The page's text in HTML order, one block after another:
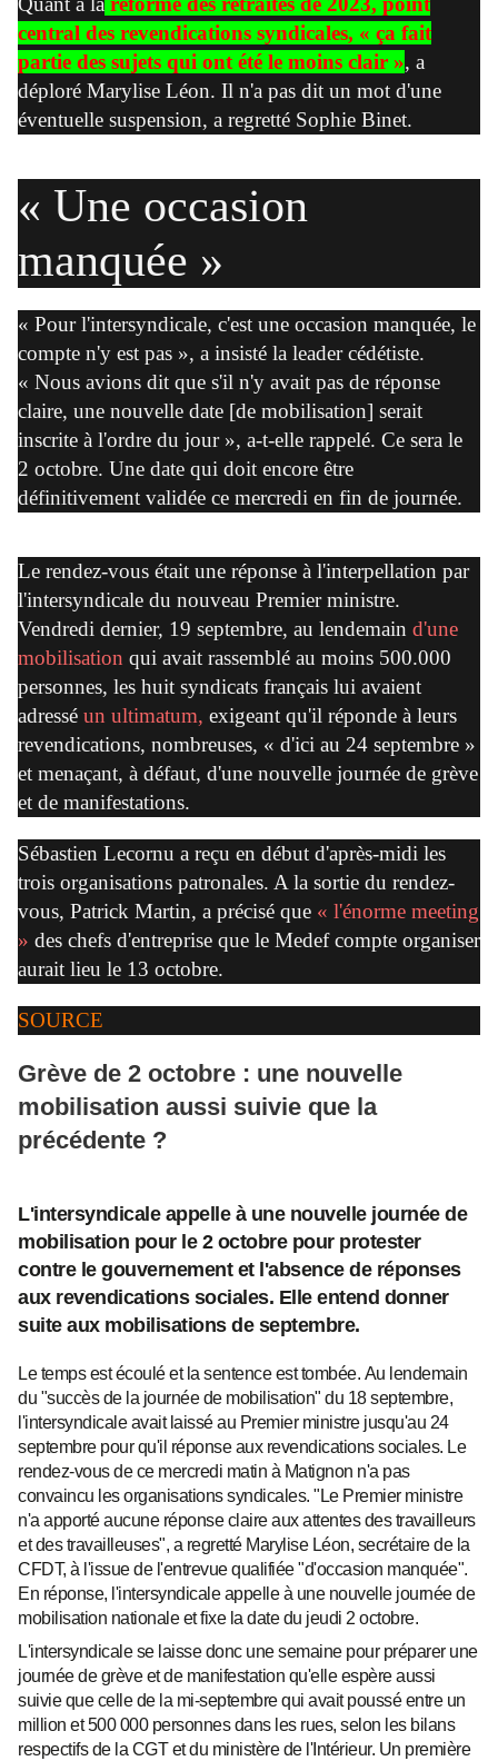
central des revendications syndicales, « ça fait
partie des sujets qui ont été le moins clair », a
déploré Marylise Léon. Il n'a pas dit un mot d'une
éventuelle suspension, a regretté Sophie Binet.
« Une occasion
manquée »
« Pour l'intersyndicale, c'est une occasion manquée, le
compte n'y est pas », a insisté la leader cédétiste.
« Nous avions dit que s'il n'y avait pas de réponse
claire, une nouvelle date [de mobilisation] serait
inscrite à l'ordre du jour », a-t-elle rappelé. Ce sera le
2 octobre. Une date qui doit encore être
définitivement validée ce mercredi en fin de journée.
Le rendez-vous était une réponse à l'interpellation par
l'intersyndicale du nouveau Premier ministre.
Vendredi dernier, 19 septembre, au lendemain d'une
mobilisation qui avait rassemblé au moins 500.000
personnes, les huit syndicats français lui avaient
adressé un ultimatum, exigeant qu'il réponde à leurs
revendications, nombreuses, « d'ici au 24 septembre »
et menaçant, à défaut, d'une nouvelle journée de grève
et de manifestations.
Sébastien Lecornu a reçu en début d'après-midi les
trois organisations patronales. A la sortie du rendez-
vous, Patrick Martin, a précisé que « l'énorme meeting
» des chefs d'entreprise que le Medef compte organiser
aurait lieu le 13 octobre.
SOURCE
Grève de 2 octobre : une nouvelle
mobilisation aussi suivie que la
précédente ?
L'intersyndicale appelle à une nouvelle journée de
mobilisation pour le 2 octobre pour protester
contre le gouvernement et l'absence de réponses
aux revendications sociales. Elle entend donner
suite aux mobilisations de septembre.
Le temps est écoulé et la sentence est tombée. Au lendemain
du "succès de la journée de mobilisation" du 18 septembre,
l'intersyndicale avait laissé au Premier ministre jusqu'au 24
septembre pour qu'il réponse aux revendications sociales. Le
rendez-vous de ce mercredi matin à Matignon n'a pas
convaincu les organisations syndicales. "Le Premier ministre
n'a apporté aucune réponse claire aux attentes des travailleurs
et des travailleuses", a regretté Marylise Léon, secrétaire de la
CFDT, à l'issue de l'entrevue qualifiée "d'occasion manquée".
En réponse, l'intersyndicale appelle à une nouvelle journée de
mobilisation nationale et fixe la date du jeudi 2 octobre.
L'intersyndicale se laisse donc une semaine pour préparer une
journée de grève et de manifestation qu'elle espère aussi
suivie que celle de la mi-septembre qui avait poussé entre un
million et 500 000 personnes dans les rues, selon les bilans
respectifs de la CGT et du ministère de l'Intérieur. Un première